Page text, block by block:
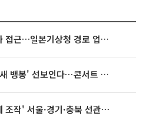
태풍 '돌핀' 오키나와 접근…일본기상청 경로 업데이트
빅뱅, 20주년 기념 '새 뱅봉' 선보인다⋯콘서트 앞두고 팝업 개최
울·경기·충북 선관위 등 추가 압수수색